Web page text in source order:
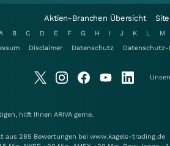
Aktien-Branchen Übersicht
B C D E F G H I J K L M
Disclaimer Datenschutz Datenschutz-
hilft Ihnen ARIVA gerne.
285 Bewertungen bei www.kagels-trading.de